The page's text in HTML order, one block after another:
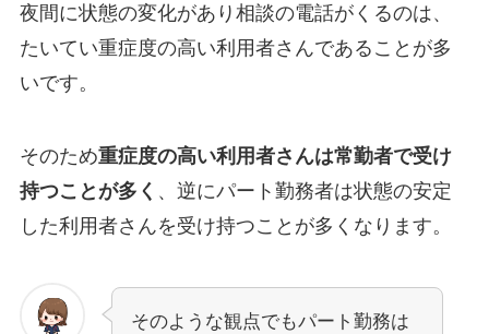
夜間に状態の変化があり相談の電話がくるのは、
たいてい重症度の高い利用者さんであることが多
いです。
そのため重症度の高い利用者さんは常勤者で受け
持つことが多く 、逆にパート勤務者は状態の安定
した利用者さんを受け持つことが多くなります。
そのような観点でもパート勤務は